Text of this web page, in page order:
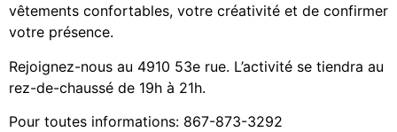
vêtements confortables, votre créativité et de confirmer
votre présence.
Rejoignez-nous au 4910 53e rue. L’activité se tiendra au
rez-de-chaussé de 19h à 21h.
Pour toutes informations: 867-873-3292